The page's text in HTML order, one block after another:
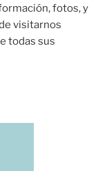
fotos, y
visitarnos
todas sus